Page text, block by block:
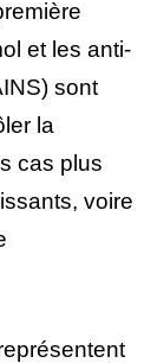
et les anti-
sont
la
cas plus
voire